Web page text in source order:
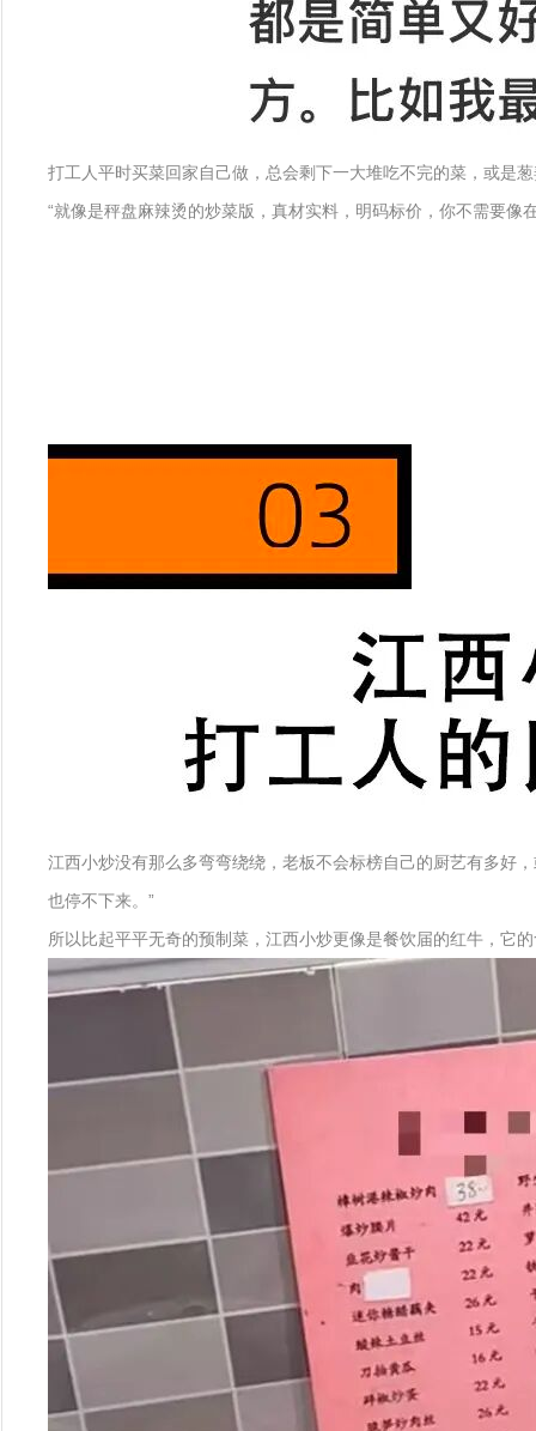
打工人平时买菜回家自己做，总会剩下一大堆吃不完的菜，或是
“就像是秤盘麻辣烫的炒菜版，真材实料，明码标价，你不需要
江西小炒没有那么多弯弯绕绕，老板不会标榜自己的厨艺有多好
也停不下来。”
所以比起平平无奇的预制菜，江西小炒更像是餐饮届的红牛，它